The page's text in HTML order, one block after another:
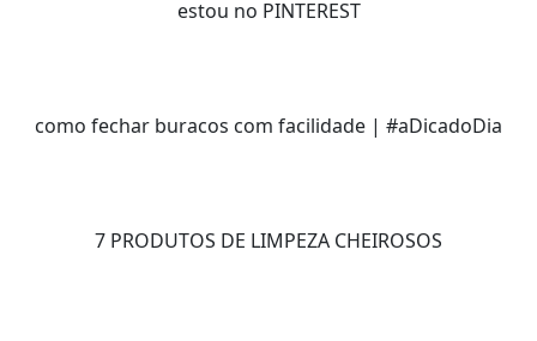
estou no PINTEREST
como fechar buracos com facilidade | #aDicadoDia
7 PRODUTOS DE LIMPEZA CHEIROSOS